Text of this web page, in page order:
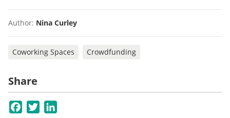
Author: Nina Curley
Coworking Spaces Crowdfunding
Share
Facebook
Twitter